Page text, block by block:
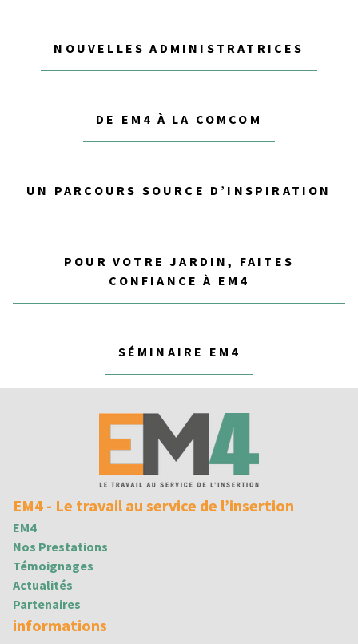
NOUVELLES ADMINISTRATRICES
DE EM4 À LA COMCOM
UN PARCOURS SOURCE D’INSPIRATION
POUR VOTRE JARDIN, FAITES
CONFIANCE À EM4
SÉMINAIRE EM4
EM4 - Le travail au service de l’insertion
EM4
Nos Prestations
Témoignages
Actualités
Partenaires
informations